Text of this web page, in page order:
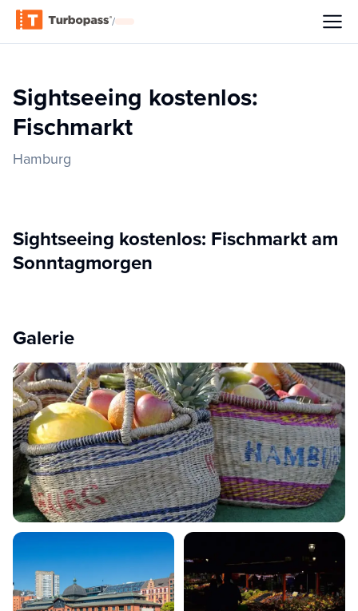
/
Sightseeing kostenlos:
Fischmarkt
Hamburg
Sightseeing kostenlos: Fischmarkt am
Sonntagmorgen
Galerie